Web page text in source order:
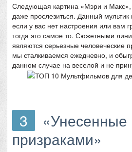
Следующая картина «Мэри и
даже прослезиться. Данный
если у вас нет настроения или вам
тогда это самое то. Сюжетными
являются серьезные человеческие
мы сталкиваемся ежедневно, и
данном случае на веселой и не
3
«Унесенные
призраками»